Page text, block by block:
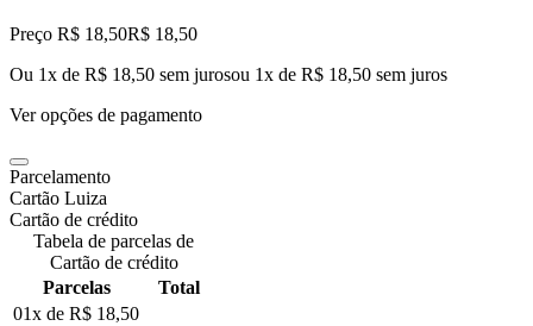
Preço R$ 18,50R$ 18,50
Ou 1x de R$ 18,50 sem jurosou 1x de R$ 18,50 sem juros
Ver opções de pagamento
Parcelamento
Cartão Luiza
Cartão de crédito
Tabela de parcelas de
Cartão de crédito
Parcelas
Total
01x de R$ 18,50